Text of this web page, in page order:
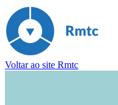
Voltar ao site Rmtc